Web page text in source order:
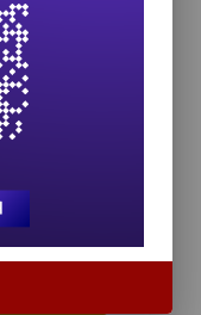
2026